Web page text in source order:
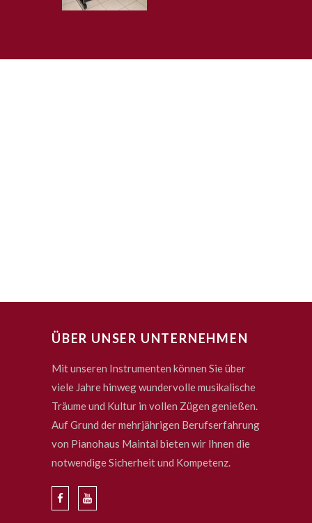
ÜBER UNSER UNTERNEHMEN
Mit unseren Instrumenten können Sie über
viele Jahre hinweg wundervolle musikalische
Träume und Kultur in vollen Zügen genießen.
Auf Grund der mehrjährigen Berufserfahrung
von Pianohaus Maintal bieten wir Ihnen die
notwendige Sicherheit und Kompetenz.